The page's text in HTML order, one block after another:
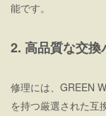
能です。
2. 高品質な交
修理には、GREEN
を持つ厳選された互